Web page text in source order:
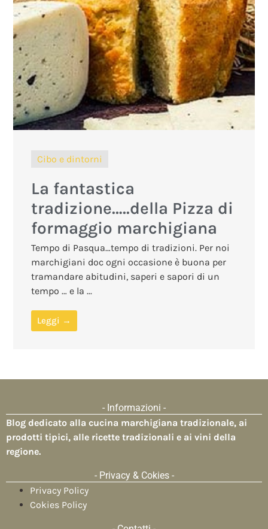
Cibo e dintorni
La fantastica
tradizione…..della Pizza di
formaggio marchigiana
Tempo di Pasqua…tempo di tradizioni. Per noi
marchigiani doc ogni occasione è buona per
tramandare abitudini, saperi e sapori di un
tempo … e la ...
Leggi →
- Informazioni -
Blog dedicato alla cucina marchigiana tradizionale, ai
prodotti tipici, alle ricette tradizionali e ai vini della
regione.
- Privacy & Cokies -
Privacy Policy
Cokies Policy